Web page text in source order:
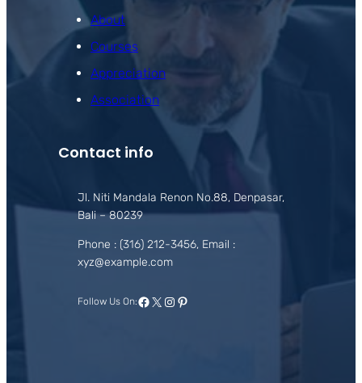
About
Courses
Appreciation
Association
Contact info
Jl. Niti Mandala Renon No.88, Denpasar,
Bali – 80239
Phone : (316) 212-3456, Email :
xyz@example.com
Follow Us On:Facebook
X Instagram
Pinterest